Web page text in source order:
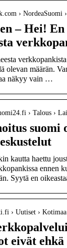
› NordeaSuomi
– Hei! En
olevan määrän.
näkyy vain …
› Talous ›
suomi
kautta haettu
ennen
Syytä en
› Uutiset › Kotimaa
eivät